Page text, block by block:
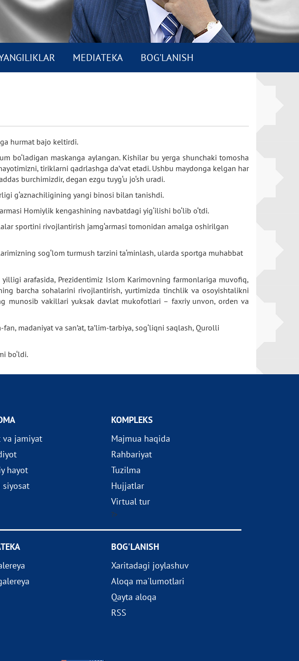
MEDIATEKA BOG'LANISH
hurmat bajo keltirdi.
bo‘ladigan maskanga aylangan. Kishilar bu yerga shunchaki tomosha
tiriklarni qadrlashga da’vat etadi. Ushbu maydonga kelgan har
burchimizdir, degan ezgu tuyg‘u jo‘sh uradi.
g‘aznachiligining yangi binosi bilan tanishdi.
Homiylik kengashining navbatdagi yig‘ilishi bo‘lib o‘tdi.
sportini rivojlantirish jamg‘armasi tomonidan amalga oshirilgan
sog‘lom turmush tarzini ta‘minlash, ularda sportga muhabbat
arafasida, Prezidentimiz Islom Karimovning farmonlariga muvofiq,
barcha sohalarini rivojlantirish, yurtimizda tinchlik va osoyishtalikni
munosib vakillari yuksak davlat mukofotlari – faxriy unvon, orden va
madaniyat va san’at, ta’lim-tarbiya, sog‘liqni saqlash, Qurolli
bo‘ldi.
va jamiyat
hayot
siyosat
KOMPLEKS
Majmua haqida
Rahbariyat
Tuzilma
Hujjatlar
Virtual tur
?>
BOG'LANISH
Xaritadagi joylashuv
Aloqa ma'lumotlari
Qayta aloqa
RSS